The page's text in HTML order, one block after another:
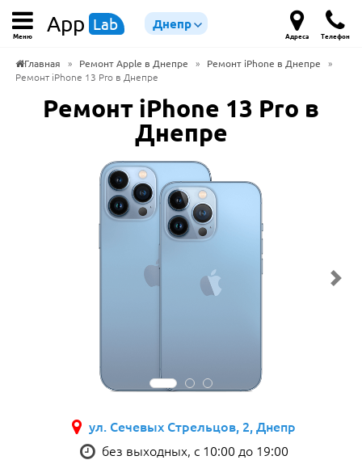
Меню App Lab Днепр
Адреса Телефон
Главная » Ремонт Apple в Днепре » Ремонт iPhone в Днепре
»
Ремонт iPhone 13 Pro в Днепре
Ремонт iPhone 13 Pro в
Днепре
ул. Сечевых Стрельцов, 2, Днепр
без выходных, с 10:00 до 19:00